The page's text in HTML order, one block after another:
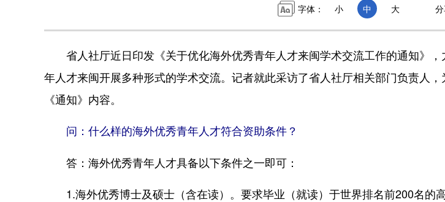
字体：
小 中 大 分
省人社厅近日印发《关于优化海外优秀青年人才来闽学术交流工作的通知》，
年人才来闽开展多种形式的学术交流。记者就此采访了省人社厅相关部门负责人
《通知》内容。
问：什么样的海外优秀青年人才符合资助条件？
答：海外优秀青年人才具备以下条件之一即可：
1.海外优秀博士及硕士（含在读）。要求毕业（就读）于世界排名前200名的